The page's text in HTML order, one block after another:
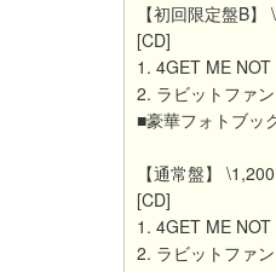
【初回限定盤B
[CD]
1. 4GET ME NOT
2. ラビットファ
■豪華フォトブッ
【通常盤】
[CD]
1. 4GET ME NOT
2. ラビットファ